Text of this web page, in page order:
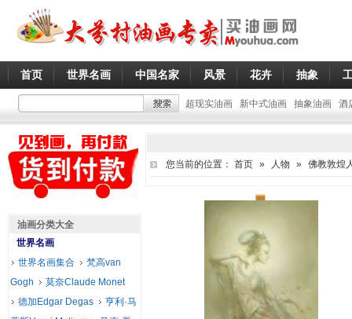
首页 世界名画 中国名家 风景 花卉 抽象
超现实油画 新中式油画 抽象油画 酒
您当前的位置： 首页 » 人物 » 佛教敦煌
油画分类大全
世界名画
世界名画集合
梵高van
Gogh
莫奈Claude Monet
德加Edgar Degas
亨利·马